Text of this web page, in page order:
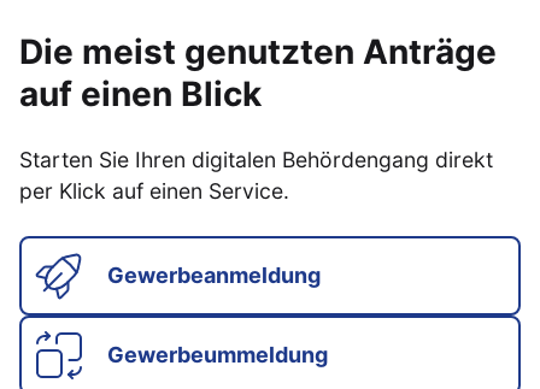
Die meist genutzten Anträge
auf einen Blick
Starten Sie Ihren digitalen Behördengang direkt
per Klick auf einen Service.
Gewerbeanmeldung
Gewerbeummeldung